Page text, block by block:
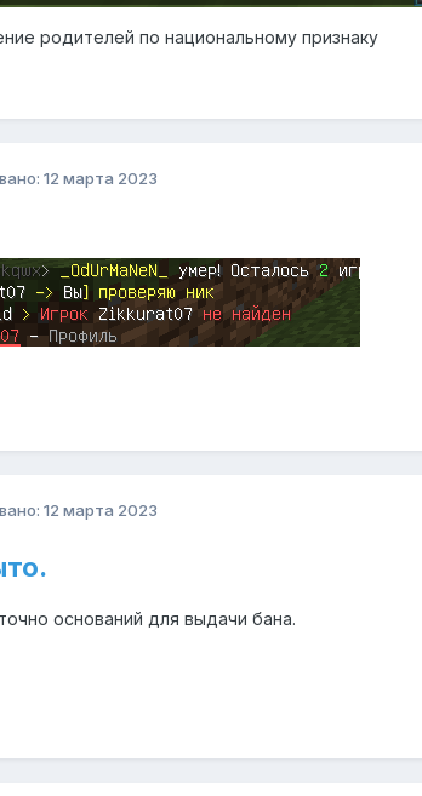
родителей по национальному признаку
12 марта 2023
12 марта 2023
оснований для выдачи бана.